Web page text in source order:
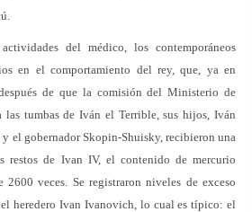
del médico, los contemporáneos
en el comportamiento del rey, que, ya en
de que la comisión del Ministerio de
las tumbas de Iván el Terrible, sus hijos, Iván
el gobernador Skopin-Shuisky, recibieron una
restos de Ivan IV, el contenido de mercurio
2600 veces. Se registraron niveles de exceso
heredero Ivan Ivanovich, lo cual es típico: el